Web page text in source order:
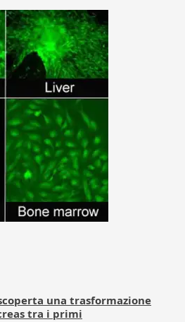
una trasformazione
tra i primi